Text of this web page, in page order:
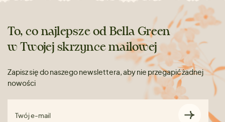
To, co najlepsze od Bella Green
w Twojej skrzynce mailowej
Zapisz się do naszego newslettera, aby nie przegapić żadnej
nowości
Twój e-mail